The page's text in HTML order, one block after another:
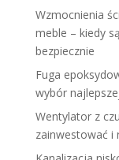
Wzmocnienia
meble – kiedy
bezpiecznie
Fuga
wybór
Wentylator z
zainwestować i